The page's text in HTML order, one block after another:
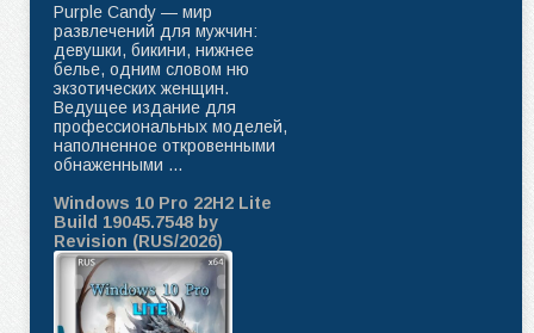
Purple Candy — мир
развлечений для мужчин:
девушки, бикини, нижнее
белье, одним словом ню
экзотических женщин.
Ведущее издание для
профессиональных моделей,
наполненное откровенными
обнаженными ...
Windows 10 Pro 22H2 Lite
Build 19045.7548 by
Revision (RUS/2026)